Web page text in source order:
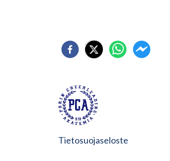
Tietosuojaseloste